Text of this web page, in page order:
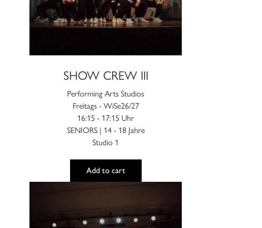
SHOW CREW III
Performing Arts Studios
Freitags - WiSe26/27
16:15 - 17:15 Uhr
SENIORS | 14 - 18 Jahre
Studio 1
Add to cart
können
auf
der
gewählt
weist
mehrere